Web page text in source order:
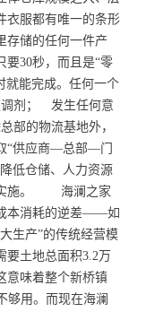
衣服都有唯一的条形
存储的任何一件产
要30秒，而且是“零
就能完成。任何一个
调剂； 发生任何意
部的物流基地外，
“供应商—总部—门
低仓储、人力资源
实施。 海澜之家
本消耗的逆差——如
生产”的传统经营模
要土地总面积3.2万
意味着整个新桥镇
够用。而现在海澜